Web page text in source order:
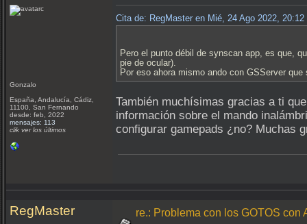
Gonzalo
España, Andalucía, Cádiz,
11100, San Fernando
desde: feb, 2022
mensajes: 113
clik ver los últimos
Cita de: RegMaster en Mié, 24 Ago 2022, 20:12
Pero el punto débil de synscan app, es que,
pie de ocular).
Por eso ahora mismo ando con GSServer
También muchísimas gracias a ti
información sobre el mando
configurar gamepads ¿no? Muchas
RegMaster re.: Problema con los GOTOS